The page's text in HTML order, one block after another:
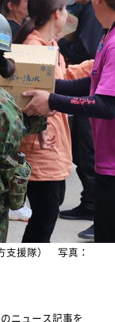
支援隊） 写真：
ニュース記事を